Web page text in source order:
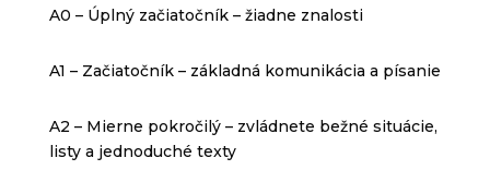
A0 – Úplný začiatočník – žiadne znalosti
A1 – Začiatočník – základná komunikácia a písanie
A2 – Mierne pokročilý – zvládnete bežné situácie,
listy a jednoduché texty